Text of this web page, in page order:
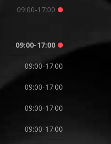
09:00-17:00
09:00-17:00
09:00-17:00
09:00-17:00
09:00-17:00
09:00-17:00